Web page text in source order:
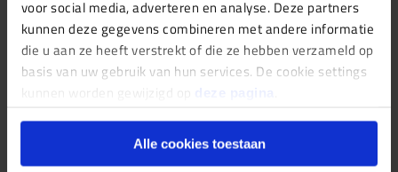
voor social media, adverteren en analyse. Deze partners
kunnen deze gegevens combineren met andere informatie
die u aan ze heeft verstrekt of die ze hebben verzameld op
basis van uw gebruik van hun services. De cookie settings
kunnen worden gewijzigd op
deze pagina
Alle cookies toestaan
afhandeling en een gecoördineerde aanpak.